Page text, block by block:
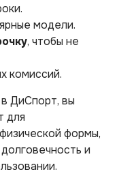
модели.
, чтобы не
комиссий.
ДиСпорт, вы
для
формы,
и